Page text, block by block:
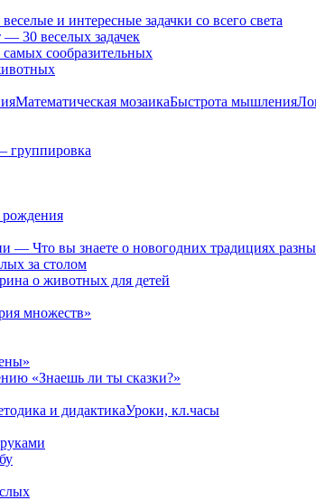
и интересные задачки со всего света
— 30 веселых задачек
сообразительных
Математическая мозаикаБыстрота мышления
группировка
рождения
— Что вы знаете о новогодних традициях
за столом
о животных для детей
множеств»
«Знаешь ли ты сказки?»
и дидактикаУроки, кл.часы